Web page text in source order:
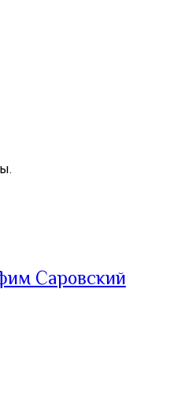
Саровский